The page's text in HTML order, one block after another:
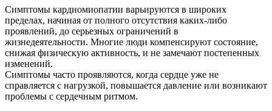
Симптомы кардиомиопатии варьируются в широких
пределах, начиная от полного отсутствия каких-либо
проявлений, до серьезных ограничений в
жизнедеятельности. Многие люди компенсируют состояние,
снижая физическую активность, и не замечают постепенных
изменений.
Симптомы часто проявляются, когда сердце уже не
справляется с нагрузкой, повышается давление или возникают
проблемы с сердечным ритмом.